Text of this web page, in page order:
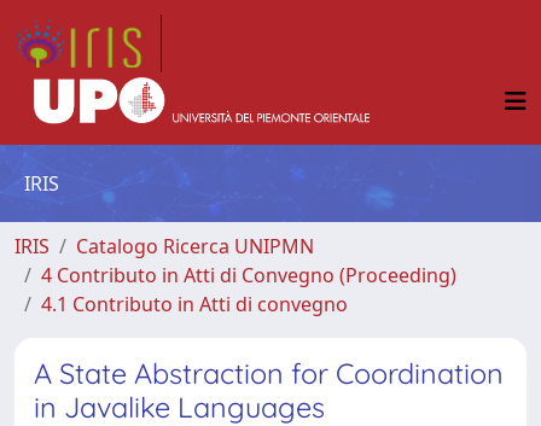
IRIS
IRIS
Catalogo Ricerca UNIPMN
4 Contributo in Atti di Convegno (Proceeding)
4.1 Contributo in Atti di convegno
A State Abstraction for Coordination
in Javalike Languages